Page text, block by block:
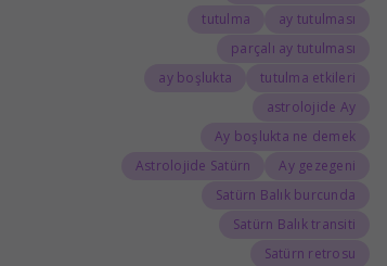
ay tutulması
tutulma
parçalı ay tutulması
tutulma etkileri
ay boşlukta
astrolojide Ay
Ay boşlukta ne demek
Ay gezegeni
Astrolojide Satürn
Satürn Balık burcunda
Satürn Balık transiti
Satürn retrosu